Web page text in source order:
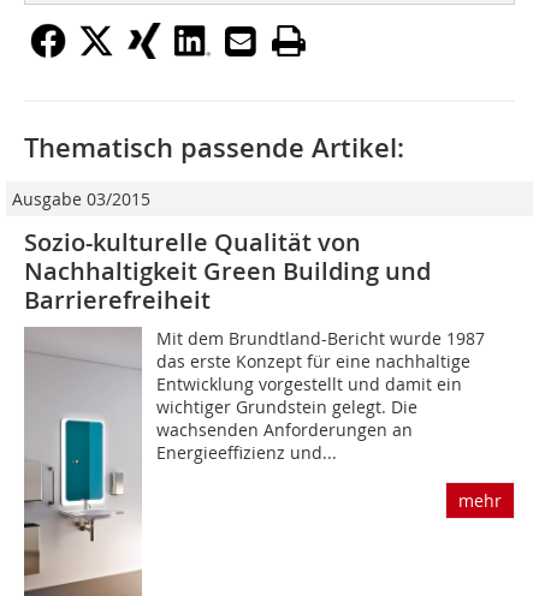
Thematisch passende Artikel:
Ausgabe 03/2015
Sozio-kulturelle Qualität von
Nachhaltigkeit Green Building und
Barrierefreiheit
Mit dem Brundtland-Bericht wurde 1987
das erste Konzept für eine nachhaltige
Entwicklung vorgestellt und damit ein
wichtiger Grundstein gelegt. Die
wachsenden Anforderungen an
Energieeffizienz und...
mehr